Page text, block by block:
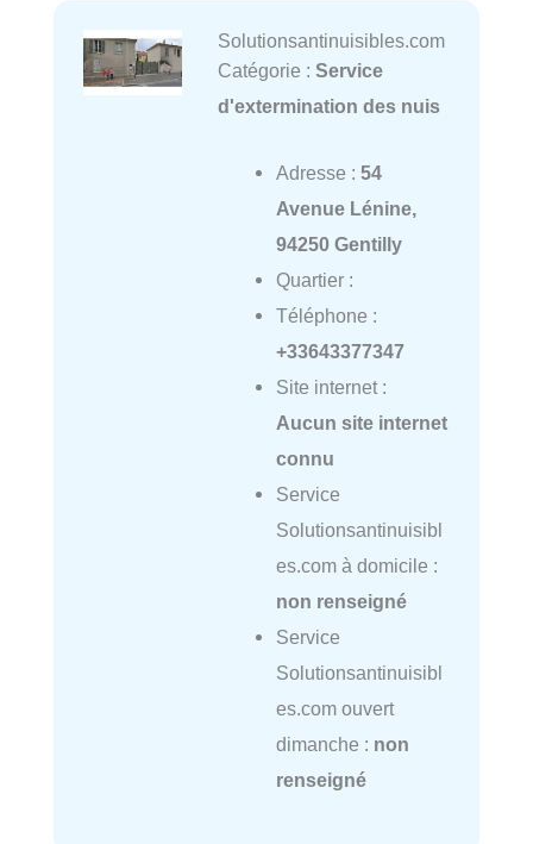
Solutionsantinuisibles.com
Catégorie : Service
d'extermination des nuis
Adresse : 54
Avenue Lénine,
94250 Gentilly
Quartier :
Téléphone :
+33643377347
Site internet :
Aucun site internet
connu
Service
Solutionsantinuisibl
es.com à domicile :
non renseigné
Service
Solutionsantinuisibl
es.com ouvert
dimanche : non
renseigné